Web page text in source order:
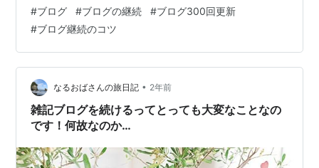
で7ケ月、100記事→300記事まで1年2ケ月かかっていま
す。 毎月14～15記事投稿平均ですね。
musashikomuriku.hatenablog.com
musashikomuriku.hatenablog.com 以前の記事に書いた
のは 精神科医 樺沢紫苑先生の「アウト…
#ブログ #ブログの継続 #ブログ300回更新
#ブログ継続のコツ
なるおばさんの旅日記 • 2年前
雑記ブログを続けるってとっても大変なことなの
です！何故なのか…